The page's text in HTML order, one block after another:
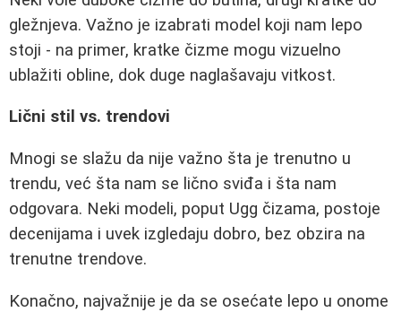
gležnjeva. Važno je izabrati model koji nam lepo
stoji - na primer, kratke čizme mogu vizuelno
ublažiti obline, dok duge naglašavaju vitkost.
Lični stil vs. trendovi
Mnogi se slažu da nije važno šta je trenutno u
trendu, već šta nam se lično sviđa i šta nam
odgovara. Neki modeli, poput Ugg čizama, postoje
decenijama i uvek izgledaju dobro, bez obzira na
trenutne trendove.
Konačno, najvažnije je da se osećate lepo u onome